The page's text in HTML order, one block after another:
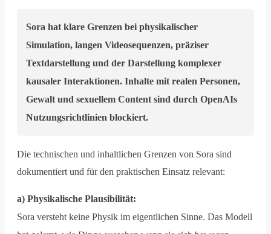
Sora hat klare Grenzen bei physikalischer
Simulation, langen Videosequenzen, präziser
Textdarstellung und der Darstellung komplexer
kausaler Interaktionen. Inhalte mit realen Personen,
Gewalt und sexuellem Content sind durch OpenAIs
Nutzungsrichtlinien blockiert.
Die technischen und inhaltlichen Grenzen von Sora sind
dokumentiert und für den praktischen Einsatz relevant:
a) Physikalische Plausibilität:
Sora versteht keine Physik im eigentlichen Sinne. Das Modell